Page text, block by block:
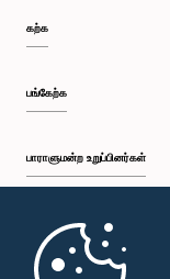
கற்க
பங்கேற்க
பாராளுமன்ற உறுப்பினர்கள்
முதற்பக்கம்